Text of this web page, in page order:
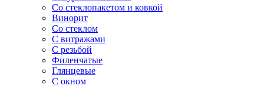
Со стеклопакетом и ковкой
Винорит
Со стеклом
С витражами
С резьбой
Филенчатые
Глянцевые
С окном